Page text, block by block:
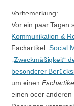
Vorbemerkung:
Vor ein paar Tagen
Kommunikation &
Fachartikel „ Social
„Zweckmäßigkeit“
besonderer
um einen
einen oder anderen